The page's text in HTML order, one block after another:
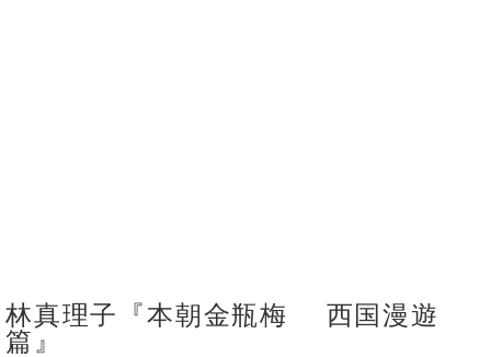
林真理子『本朝金瓶梅 西国漫遊
篇』